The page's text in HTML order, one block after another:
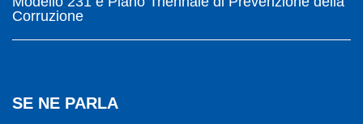
Corruzione
SE NE PARLA